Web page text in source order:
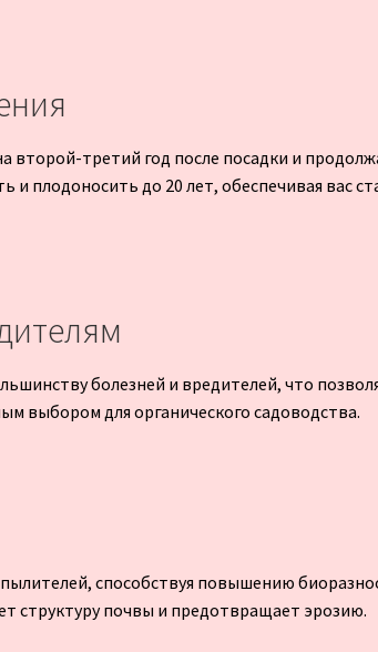
третий год после посадки и
и плодоносить до 20 лет, обеспечивая вас
болезней и вредителей, что
выбором для органического садоводства.
способствуя повышению
структуру почвы и предотвращает эрозию.